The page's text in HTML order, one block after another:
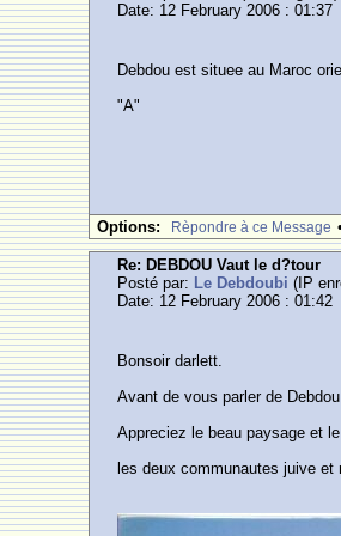
Date: 12 February 2006 : 01:37
Debdou est situee au Maroc
"A"
Options: Rèpondre à ce Message •
Re: DEBDOU Vaut le d?tour
Posté par: Le Debdoubi (IP
Date: 12 February 2006 : 01:42
Bonsoir darlett.
Avant de vous parler de
Appreciez le beau paysage et
les deux communautes juive et